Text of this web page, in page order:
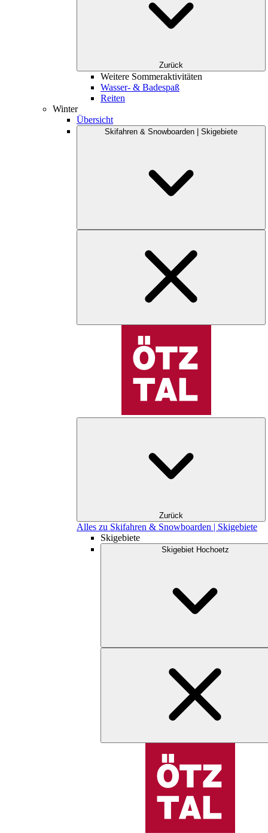
Zurück
Weitere Sommeraktivitäten
Wasser- & Badespaß
Reiten
Winter
Übersicht
Skifahren & Snowboarden | Skigebiete
Zurück
Alles zu Skifahren & Snowboarden | Skigebiete
Skigebiete
Skigebiet Hochoetz